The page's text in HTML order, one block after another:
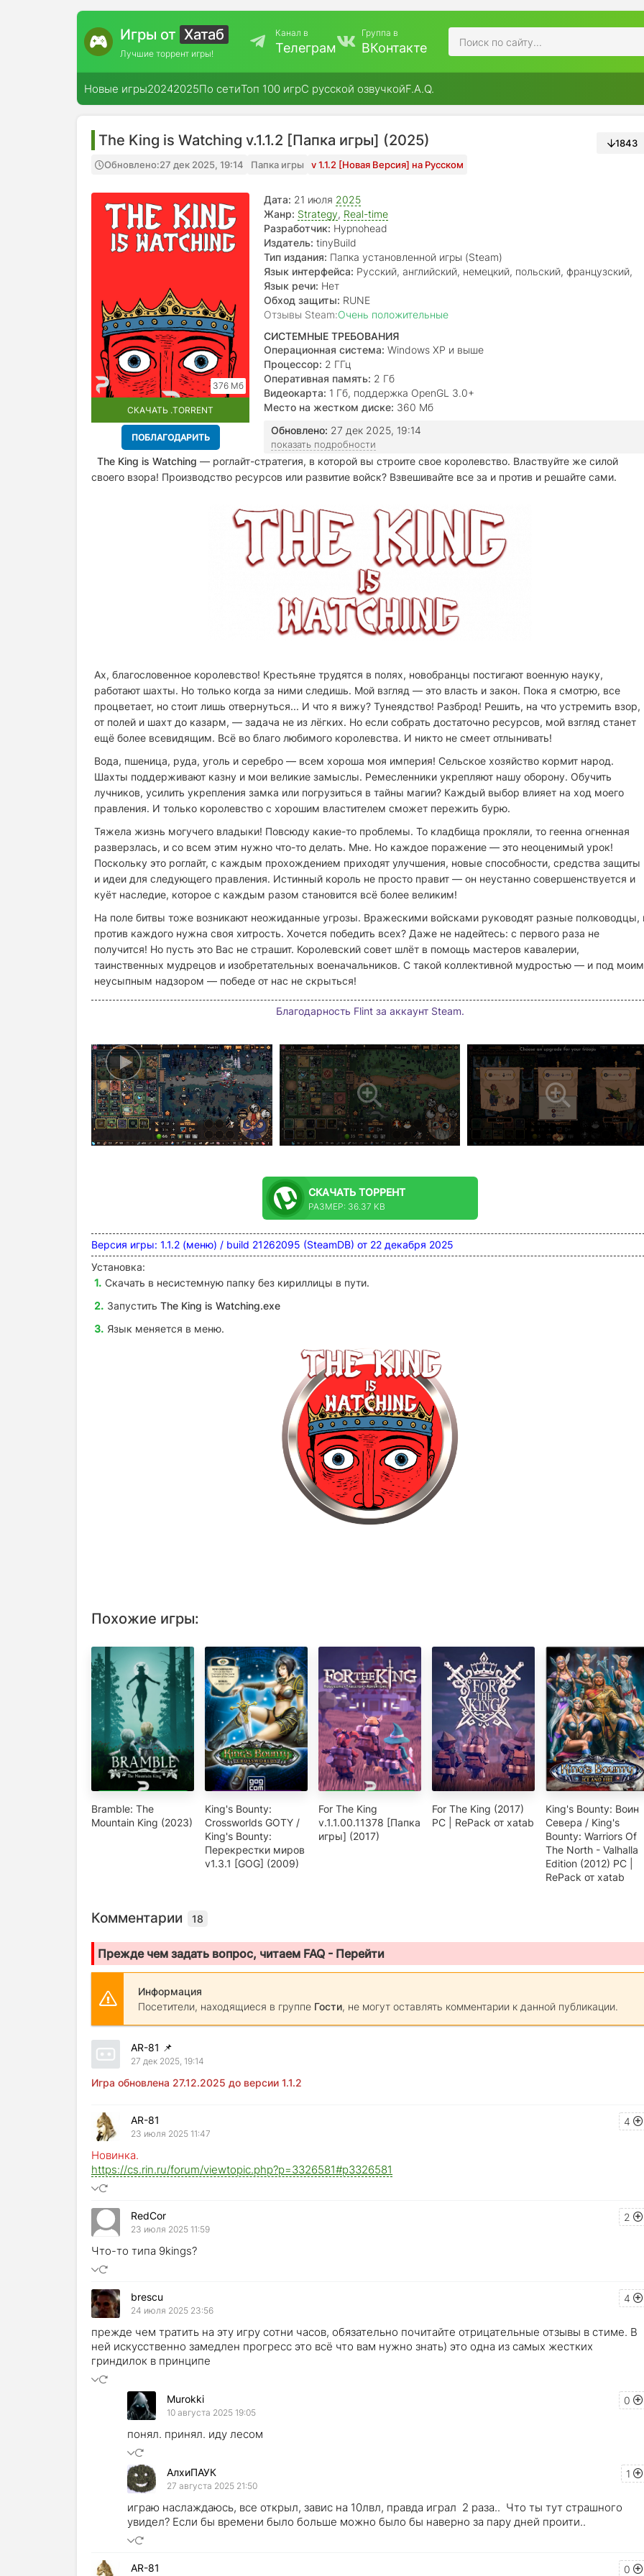
Игры от Хатаб
Лучшие торрент игры!
Канал в
Телеграм
Группа в
ВКонтакте
Новые игры20242025По сетиТоп 100 игрС русской озвучкойF.A.Q.
The King is Watching v.1.1.2 [Папка игры] (2025)
Обновлено:27 дек 2025, 19:14 Папка игры v 1.1.2 [Новая Версия] на Русском
1843
376 Мб
СКАЧАТЬ .TORRENT
ПОБЛАГОДАРИТЬ
Дата: 21 июля 2025
Жанр: Strategy, Real-time
Разработчик: Hypnohead
Издатель: tinyBuild
Тип издания: Папка установленной игры (Steam)
Язык интерфейса: Русский, английский, немецкий, польский, французский,
испанский, португальский, японский, корейский, китайский
Язык речи: Нет
Обход защиты: RUNE
Отзывы Steam:Очень положительные
СИСТЕМНЫЕ ТРЕБОВАНИЯ
Операционная система: Windows XP и выше
Процессор: 2 ГГц
Оперативная память: 2 Гб
Видеокарта: 1 Гб, поддержка OpenGL 3.0+
Место на жестком диске: 360 Мб
Обновлено: 27 дек 2025, 19:14
показать подробности
The King is Watching — роглайт-стратегия, в которой вы строите свое королевство. Властвуйте же силой
своего взора! Производство ресурсов или развитие войск? Взвешивайте все за и против и решайте сами.
Ах, благословенное королевство! Крестьяне трудятся в полях, новобранцы постигают военную науку,
работают шахты. Но только когда за ними следишь. Мой взгляд — это власть и закон. Пока я смотрю, все
процветает, но стоит лишь отвернуться... И что я вижу? Тунеядство! Разброд! Решить, на что устремить взор,
от полей и шахт до казарм, — задача не из лёгких. Но если собрать достаточно ресурсов, мой взгляд станет
ещё более всевидящим. Всё во благо любимого королевства. И никто не смеет отлынивать!
Вода, пшеница, руда, уголь и серебро — всем хороша моя империя! Сельское хозяйство кормит народ.
Шахты поддерживают казну и мои великие замыслы. Ремесленники укрепляют нашу оборону. Обучить
лучников, усилить укрепления замка или погрузиться в тайны магии? Каждый выбор влияет на ход моего
правления. И только королевство с хорошим властителем сможет пережить бурю.
Тяжела жизнь могучего владыки! Повсюду какие-то проблемы. То кладбища прокляли, то геенна огненная
разверзлась, и со всем этим нужно что-то делать. Мне. Но каждое поражение — это неоценимый урок!
Поскольку это роглайт, с каждым прохождением приходят улучшения, новые способности, средства защиты
и идеи для следующего правления. Истинный король не просто правит — он неустанно совершенствуется и
куёт наследие, которое с каждым разом становится всё более великим!
На поле битвы тоже возникают неожиданные угрозы. Вражескими войсками руководят разные полководцы,
против каждого нужна своя хитрость. Хочется победить всех? Даже не надейтесь: с первого раза не
получится! Но пусть это Вас не страшит. Королевский совет шлёт в помощь мастеров кавалерии,
таинственных мудрецов и изобретательных военачальников. С такой коллективной мудростью — и под моим
неусыпным надзором — победе от нас не скрыться!
Благодарность Flint за аккаунт Steam.
СКАЧАТЬ ТОРРЕНТ
РАЗМЕР: 36.37 KB
Версия игры: 1.1.2 (меню) / build 21262095 (SteamDB) от 22 декабря 2025
Установка:
Скачать в несистемную папку без кириллицы в пути.
Запустить The King is Watching.exe
Язык меняется в меню.
Похожие игры:
Bramble: The
Mountain King (2023)
King's Bounty:
Crossworlds GOTY /
King's Bounty:
Перекрестки миров
v1.3.1 [GOG] (2009)
For The King
v.1.1.00.11378 [Папка
игры] (2017)
For The King (2017)
PC | RePack от xatab
King's Bounty: Воин
Севера / King's
Bounty: Warriors Of
The North - Valhalla
Edition (2012) PC |
RePack от xatab
Комментарии 18
Прежде чем задать вопрос, читаем FAQ - Перейти
Информация
Посетители, находящиеся в группе Гости, не могут оставлять комментарии к данной публикации.
AR-81 📌
27 дек 2025, 19:14
Игра обновлена 27.12.2025 до версии 1.1.2
4
AR-81
23 июля 2025 11:47
Новинка.
https://cs.rin.ru/forum/viewtopic.php?p=3326581#p3326581
2
RedCor
23 июля 2025 11:59
Что-то типа 9kings?
4
brescu
24 июля 2025 23:56
прежде чем тратить на эту игру сотни часов, обязательно почитайте отрицательные отзывы в стиме. В
ней искусственно замедлен прогресс это всё что вам нужно знать) это одна из самых жестких
гриндилок в принципе
0
Murokki
10 августа 2025 19:05
понял. принял. иду лесом
1
АлхиПАУК
27 августа 2025 21:50
играю наслаждаюсь, все открыл, завис на 10лвл, правда играл 2 раза.. Что ты тут страшного
увидел? Если бы времени было больше можно было бы наверно за пару дней проити..
0
AR-81